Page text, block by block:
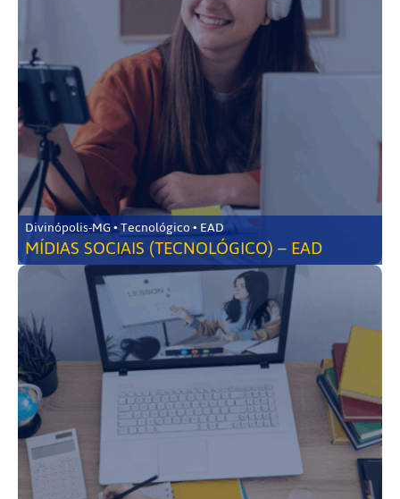
Divinópolis-MG • Tecnológico • EAD
MÍDIAS SOCIAIS (TECNOLÓGICO) – EAD